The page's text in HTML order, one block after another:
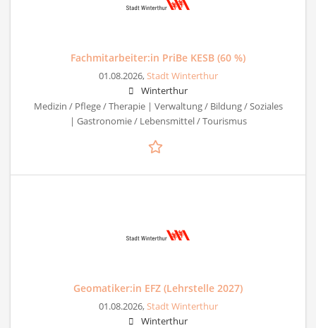
Fachmitarbeiter:in PriBe KESB (60 %)
01.08.2026,Stadt Winterthur
Winterthur
Medizin / Pflege / Therapie | Verwaltung / Bildung / Soziales
| Gastronomie / Lebensmittel / Tourismus
Geomatiker:in EFZ (Lehrstelle 2027)
01.08.2026,Stadt Winterthur
Winterthur